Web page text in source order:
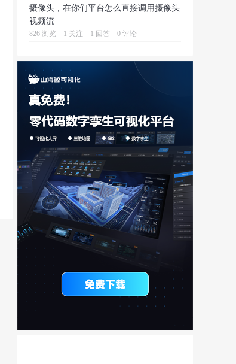
摄像头，在你们平台怎么直接调用摄像头
视频流
826 浏览 1 关注 1 回答 0 评论